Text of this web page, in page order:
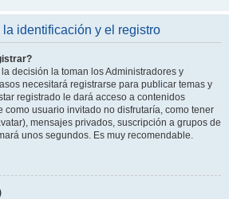
identificación y el registro
decisión la toman los Administradores y
necesitará registrarse para publicar temas y
registrado le dará acceso a contenidos
como usuario invitado no disfrutaría, como tener
mensajes privados, suscripción a grupos de
unos segundos. Es muy recomendable.